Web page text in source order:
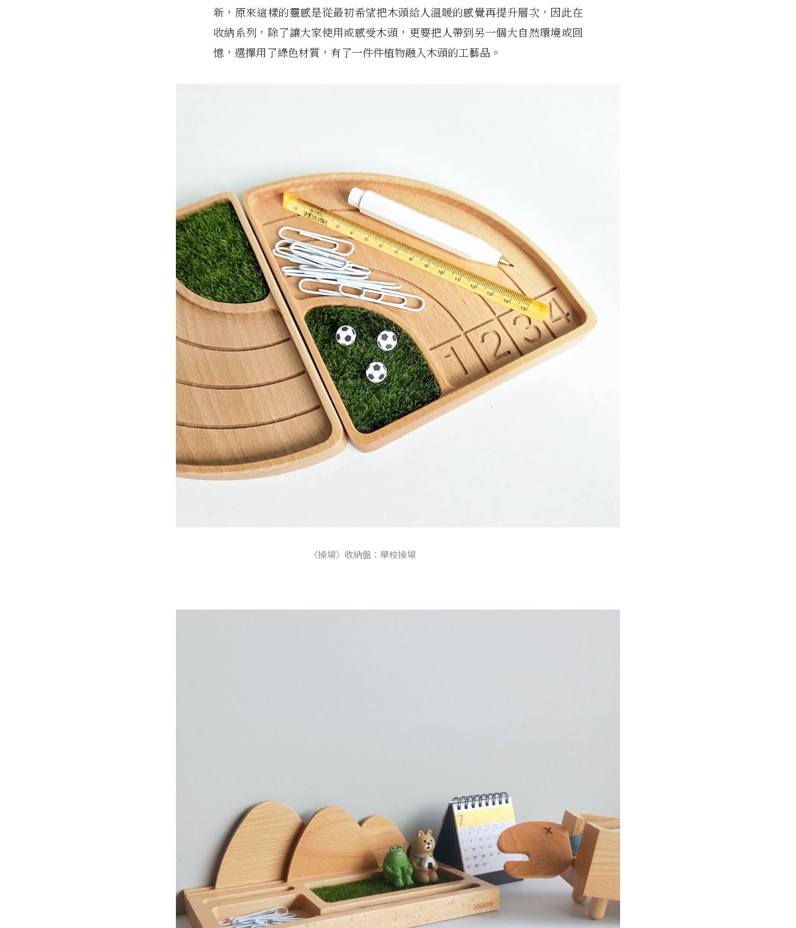
新，原來這樣的靈感是從最初希望把木頭給人溫暖的感覺再提升層次，因此在
收納系列，除了讓大家使用或感受木頭，更要把人帶到另一個大自然環境或回
憶，選擇用了綠色材質，有了一件件植物融入木頭的工藝品。
〈操場〉收納盤：學校操場